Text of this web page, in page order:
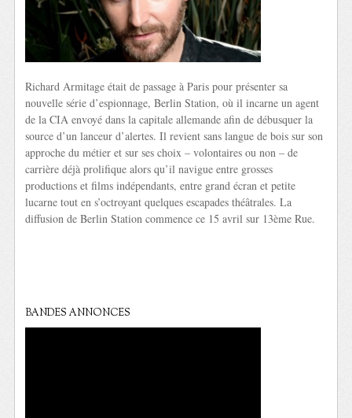
Richard Armitage était de passage à Paris pour présenter sa
nouvelle série d’espionnage, Berlin Station, où il incarne un agent
de la CIA envoyé dans la capitale allemande afin de débusquer la
source d’un lanceur d’alertes. Il revient sans langue de bois sur son
approche du métier et sur ses choix – volontaires ou non – de
carrière déjà prolifique alors qu’il navigue entre grosses
productions et films indépendants, entre grand écran et petite
lucarne tout en s’octroyant quelques escapades théâtrales. La
diffusion de Berlin Station commence ce 15 avril sur 13ème Rue.
BANDES ANNONCES